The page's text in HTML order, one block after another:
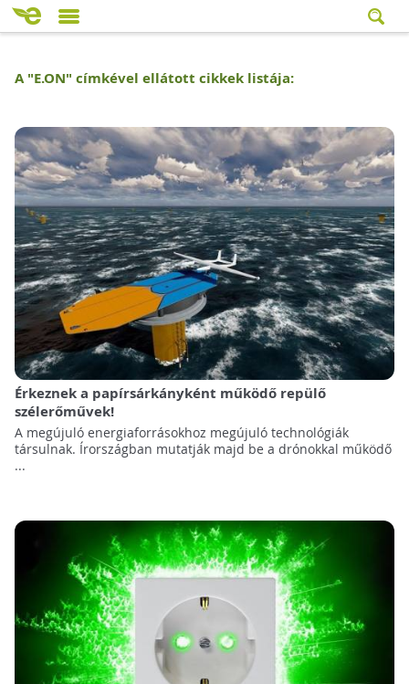
A "E.ON" címkével ellátott cikkek listája:
Érkeznek a papírsárkányként működő repülő
szélerőművek!
A megújuló energiaforrásokhoz megújuló technológiák
társulnak. Írországban mutatják majd be a drónokkal működő
...